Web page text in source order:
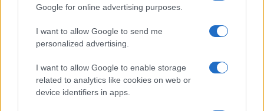
Google for online advertising purposes.
I want to allow Google to send me
personalized advertising.
I want to allow Google to enable storage
related to analytics like cookies on web or
device identifiers in apps.
Galaxy A22 és A22 5G: észreveszed a különbséget?
80 ezer forint a Galaxy A22 5G
További hírek